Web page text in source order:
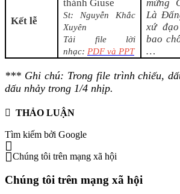
Kết lễ
thánh Giuse
St: Nguyễn Khắc
Xuyên
Tải file lời
nhạc: PDF và PPT
mừng
Là
xứ
bao
…
*** Ghi chú: Trong file trình chiếu,
dấu nhảy trong 1/4 nhịp.
THẢO LUẬN
Tìm kiếm bởi Google
Chúng tôi trên mạng xã hội
Chúng tôi trên mạng xã hội